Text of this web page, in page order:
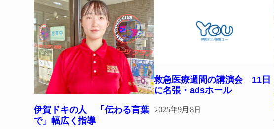
o
k
伊賀ドキの人 「伝わる言葉
で」幅広く指導
救急医療週間の講演会 11日
に名張・adsホール
2025年9月8日